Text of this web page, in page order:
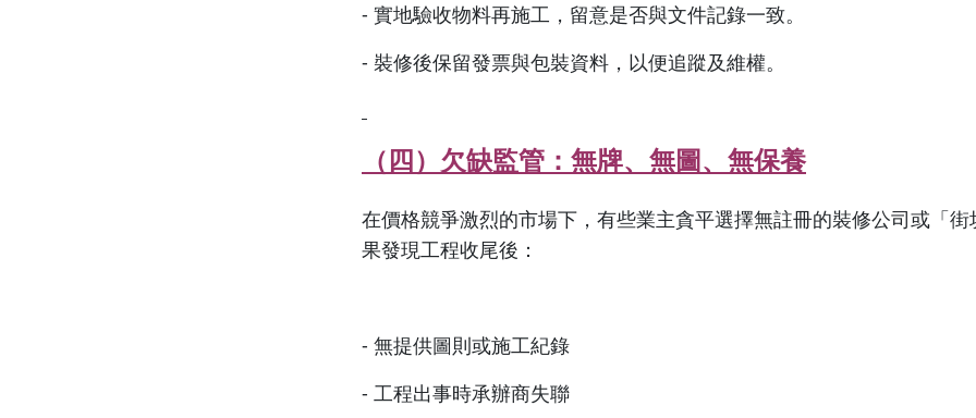
- 實地驗收物料再施工，留意是否與文件記錄一致。
- 裝修後保留發票與包裝資料，以便追蹤及維權。
（四）欠缺監管：無牌、無圖、無保養
在價格競爭激烈的市場下，有些業主貪平選擇無註冊的裝修公司或「
果發現工程收尾後：
- 無提供圖則或施工紀錄
- 工程出事時承辦商失聯